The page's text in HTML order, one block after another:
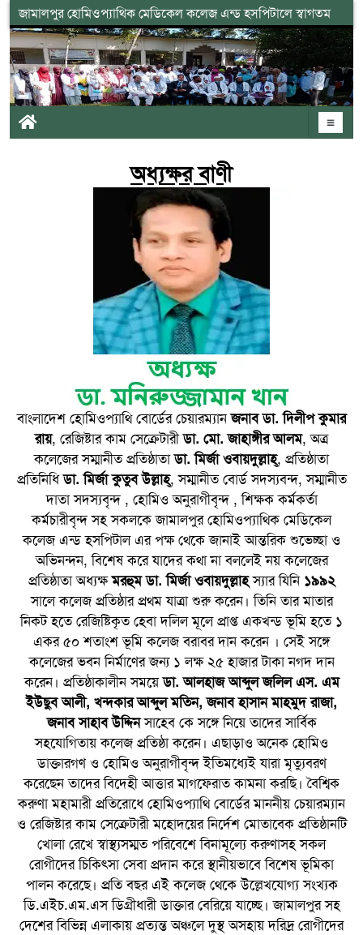
জামালপুর হোমিওপ্যাথিক মেডিকেল কলেজ এন্ড হসপিটালে স্বাগতম
অধ্যক্ষর বাণী
বাংলাদেশ হোমিওপ্যাথি বোর্ডের চেয়ারম্যানজনাব ডা. দিলীপ কুমার
রায়, রেজিষ্টার কাম সেক্রেটারীডা. মো. জাহাঙ্গীর আলম, অত্র
কলেজের সম্মানীত প্রতিষ্ঠাতাডা. মির্জা ওবায়দুল্লাহ্, প্রতিষ্ঠাতা
প্রতিনিধিডা. মির্জা কুতুব উল্লাহ্, সম্মানীত বোর্ড সদস্যবন্দ, সম্মানীত
দাতা সদস্যবৃন্দ , হোমিও অনুরাগীবৃন্দ , শিক্ষক কর্মকর্তা
কর্মচারীবৃন্দ সহ সকলকে জামালপুর হোমিওপ্যাথিক মেডিকেল
কলেজ এন্ড হসপিটাল এর পক্ষ থেকে জানাই আন্তরিক শুভেচ্ছা ও
অভিনন্দন, বিশেষ করে যাদের কথা না বললেই নয় কলেজের
প্রতিষ্ঠাতা অধ্যক্ষমরহুম ডা. মির্জা ওবায়দুল্লাহস্যার যিনি ১৯৯২
সালে কলেজ প্রতিষ্ঠার প্রথম যাত্রা শুরু করেন। তিনি তার মাতার
নিকট হতে রেজিষ্টিকৃত হেবা দলিল মূলে প্রাপ্ত একখন্ড ভূমি হতে ১
একর ৫০ শতাংশ ভূমি কলেজ বরাবর দান করেন । সেই সঙ্গে
কলেজের ভবন নির্মাণের জন্য ১ লক্ষ ২৫ হাজার টাকা নগদ দান
করেন। প্রতিষ্ঠাকালীন সময়েডা. আলহাজ আব্দুল জলিল এস. এম
ইউছুব আলী, খন্দকার আব্দুল মতিন, জনাব হাসান মাহমুদ রাজা,
জনাব সাহাব উদ্দিনসাহেব কে সঙ্গে নিয়ে তাদের সার্বিক
সহযোগিতায় কলেজ প্রতিষ্ঠা করেন। এছাড়াও অনেক হোমিও
ডাক্তারগণ ও হোমিও অনুরাগীবৃন্দ ইতিমধ্যেই যারা মৃত্যুবরণ
করেছেন তাদের বিদেহী আত্তার মাগফেরাত কামনা করছি। বৈশ্বিক
করুণা মহামারী প্রতিরোধে হোমিওপ্যাথি বোর্ডের মাননীয় চেয়ারম্যান
ও রেজিষ্টার কাম সেক্রেটারী মহোদয়ের নির্দেশ মোতাবেক প্রতিষ্ঠানটি
খোলা রেখে স্বাস্থ্যসম্মত পরিবেশে বিনামূল্যে করুণাসহ সকল
রোগীদের চিকিৎসা সেবা প্রদান করে স্থানীয়ভাবে বিশেষ ভূমিকা
পালন করেছে। প্রতি বছর এই কলেজ থেকে উল্লেখযোগ্য সংখ্যক
ডি.এইচ.এম.এস ডিগ্রীধারী ডাক্তার বেরিয়ে যাচ্ছে। জামালপুর সহ
দেশের বিভিন্ন এলাকায় প্রত্যন্ত অঞ্চলে দুস্থ অসহায় দরিদ্র রোগীদের